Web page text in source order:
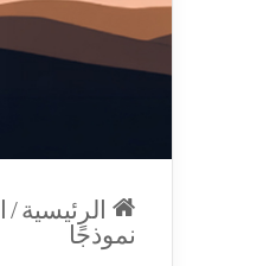
الرئيسية/
نموذجًا